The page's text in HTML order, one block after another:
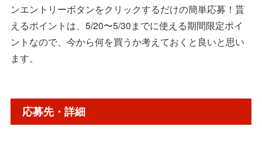
ンエントリーボタンをクリックするだけの簡単応募！貰
えるポイントは、5/20〜5/30までに使える期間限定ポイ
ントなので、今から何を買うか考えておくと良いと思い
ます。
応募先・詳細